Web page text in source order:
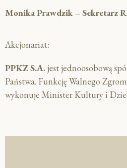
Monika Prawdzik – Sekretarz
Akcjonariat:
PPKZ S.A. jest jednoosobową
Państwa. Funkcję Walnego
wykonuje Minister Kultury i